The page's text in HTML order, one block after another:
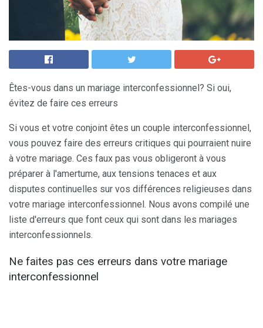
Êtes-vous dans un mariage interconfessionnel? Si oui,
évitez de faire ces erreurs
Si vous et votre conjoint êtes un couple interconfessionnel,
vous pouvez faire des erreurs critiques qui pourraient nuire
à votre mariage. Ces faux pas vous obligeront à vous
préparer à l'amertume, aux tensions tenaces et aux
disputes continuelles sur vos différences religieuses dans
votre mariage interconfessionnel. Nous avons compilé une
liste d'erreurs que font ceux qui sont dans les mariages
interconfessionnels.
Ne faites pas ces erreurs dans votre mariage
interconfessionnel